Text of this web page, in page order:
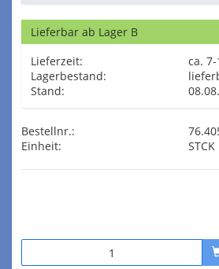
Lieferbar ab Lager B
Lieferzeit:
ca. 7-
Lagerbestand:
Stand:
Bestellnr.:
Einheit:
STCK